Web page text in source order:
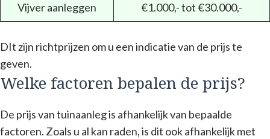
Vijver aanleggen €1.000,- tot €30.000,-
DIt zijn richtprijzen om u een indicatie van de prijs te
geven.
Welke factoren bepalen de prijs?
De prijs van tuinaanleg is afhankelijk van bepaalde
factoren. Zoals u al kan raden, is dit ook afhankelijk met